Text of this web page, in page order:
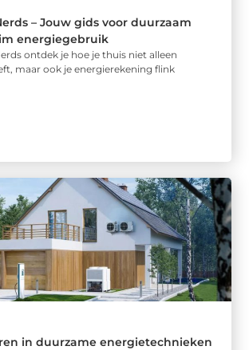
– Jouw gids voor duurzaam
energiegebruik
ontdek je hoe je thuis niet alleen
maar ook je energierekening flink
in duurzame energietechnieken